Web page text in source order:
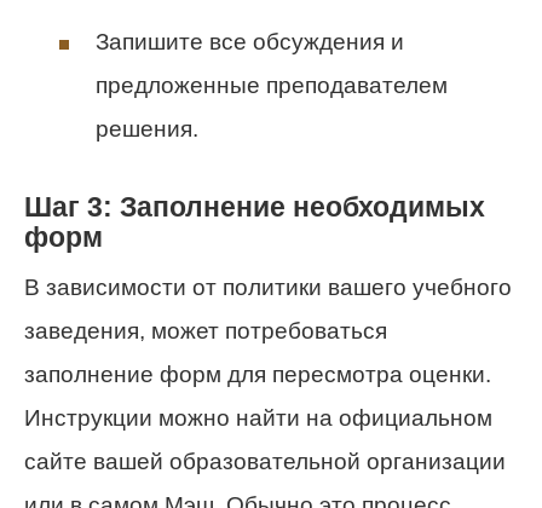
Запишите все обсуждения и
предложенные преподавателем
решения.
Шаг 3: Заполнение необходимых
форм
В зависимости от политики вашего учебного
заведения, может потребоваться
заполнение форм для пересмотра оценки.
Инструкции можно найти на официальном
сайте вашей образовательной организации